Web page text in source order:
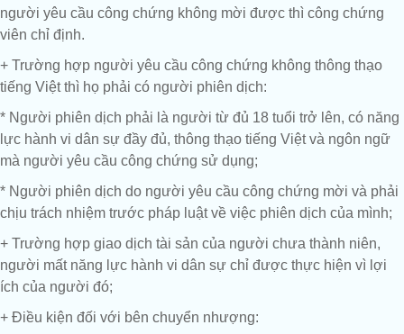
người yêu cầu công chứng không mời được thì công chứng
viên chỉ định.
+ Trường hợp người yêu cầu công chứng không thông thạo
tiếng Việt thì họ phải có người phiên dịch:
* Người phiên dịch phải là người từ đủ 18 tuổi trở lên, có năng
lực hành vi dân sự đầy đủ, thông thạo tiếng Việt và ngôn ngữ
mà người yêu cầu công chứng sử dụng;
* Người phiên dịch do người yêu cầu công chứng mời và phải
chịu trách nhiệm trước pháp luật về việc phiên dịch của mình;
+ Trường hợp giao dịch tài sản của người chưa thành niên,
người mất năng lực hành vi dân sự chỉ được thực hiện vì lợi
ích của người đó;
+ Điều kiện đối với bên chuyển nhượng: